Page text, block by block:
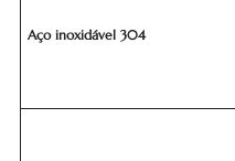
Aço inoxidável 304